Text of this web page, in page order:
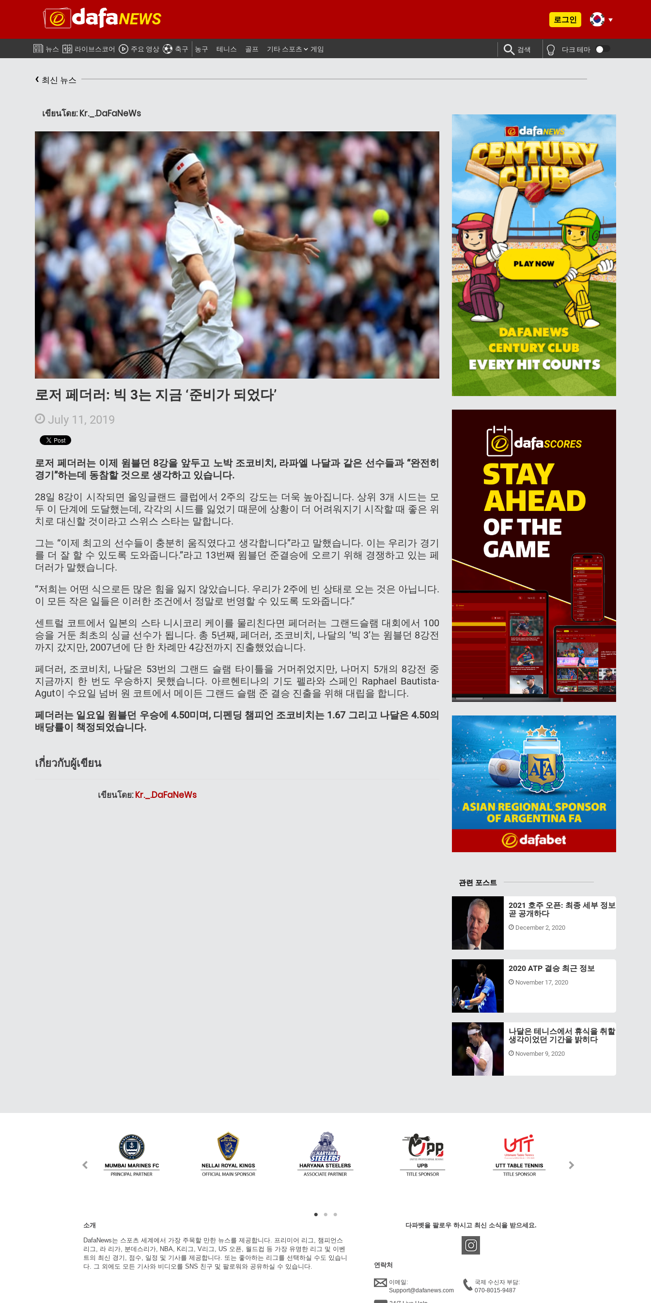
로그인
뉴스 라이브스코어 주요 영상 축구 농구 테니스 골프 기타 스포츠 게임 검색 다크 테마
‹ 최신 뉴스
เขียนโดย: Kr._.DaFaNeWs
로저 페더러: 빅 3는 지금 ‘준비가 되었다’
July 11, 2019
로저 페더러는 이제 윔블던 8강을 앞두고 노박 조코비치, 라파엘 나달과 같은 선수들과 “완전히
경기”하는데 동참할 것으로 생각하고 있습니다.
28일 8강이 시작되면 올잉글랜드 클럽에서 2주의 강도는 더욱 높아집니다. 상위 3개 시드는 모
두 이 단계에 도달했는데, 각각의 시드를 잃었기 때문에 상황이 더 어려워지기 시작할 때 좋은 위
치로 대신할 것이라고 스위스 스타는 말합니다.
그는 “이제 최고의 선수들이 충분히 움직였다고 생각합니다”라고 말했습니다. 이는 우리가 경기
를 더 잘 할 수 있도록 도와줍니다.”라고 13번째 윔블던 준결승에 오르기 위해 경쟁하고 있는 페
더러가 말했습니다.
“저희는 어떤 식으로든 많은 힘을 잃지 않았습니다. 우리가 2주에 빈 상태로 오는 것은 아닙니다.
이 모든 작은 일들은 이러한 조건에서 정말로 번영할 수 있도록 도와줍니다.”
센트럴 코트에서 일본의 스타 니시코리 케이를 물리친다면 페더러는 그랜드슬램 대회에서 100
승을 거둔 최초의 싱글 선수가 됩니다. 총 5년째, 페더러, 조코비치, 나달의 ‘빅 3’는 윔블던 8강전
까지 갔지만, 2007년에 단 한 차례만 4강전까지 진출했었습니다.
페더러, 조코비치, 나달은 53번의 그랜드 슬램 타이틀을 거머쥐었지만, 나머지 5개의 8강전 중
지금까지 한 번도 우승하지 못했습니다. 아르헨티나의 기도 펠라와 스페인 Raphael Bautista-
Agut이 수요일 넘버 원 코트에서 메이든 그랜드 슬램 준 결승 진출을 위해 대립을 합니다.
페더러는 일요일 윔블던 우승에 4.50미며, 디펜딩 챔피언 조코비치는 1.67 그리고 나달은 4.50의
배당률이 책정되었습니다.
เกี่ยวกับผู้เขียน
เขียนโดย:Kr._.DaFaNeWs
관련 포스트
2021 호주 오픈: 최종 세부 정보
곧 공개하다
December 2, 2020
2020 ATP 결승 최근 정보
November 17, 2020
나달은 테니스에서 휴식을 취할
생각이었던 기간을 밝히다
November 9, 2020
소개
DafaNews는 스포츠 세계에서 가장 주목할 만한 뉴스를 제공합니다. 프리미어 리그, 챔피언스
리그, 라 리가, 분데스리가, NBA, K리그, V리그, US 오픈, 월드컵 등 가장 유명한 리그 및 이벤
트의 최신 경기, 점수, 일정 및 기사를 제공합니다. 또는 좋아하는 리그를 선택하실 수도 있습니
다. 그 외에도 모든 기사와 비디오를 SNS 친구 및 팔로워와 공유하실 수 있습니다.
다파벳을 팔로우 하시고 최신 소식을 받으세요.
연락처
이메일:
Support@dafanews.com
국제 수신자 부담:
070-8015-9487